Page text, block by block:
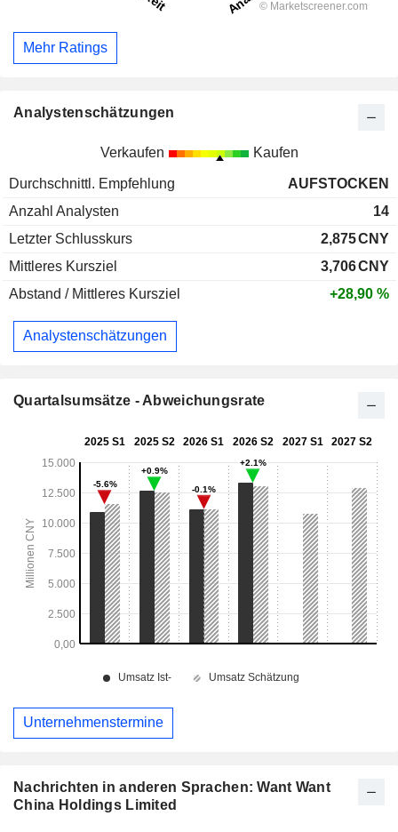
Nachrichten in anderen Sprachen: Want Want
China Holdings Limited
Mehr Ratings
Analystenschätzungen
Verkaufen Kaufen
Durchschnittl. Empfehlung
AUFSTOCKEN
Anzahl Analysten
14
Letzter Schlusskurs
2,875CNY
Mittleres Kursziel
3,706CNY
Abstand / Mittleres Kursziel
+28,90 %
Analystenschätzungen
Quartalsumsätze - Abweichungsrate
Unternehmenstermine